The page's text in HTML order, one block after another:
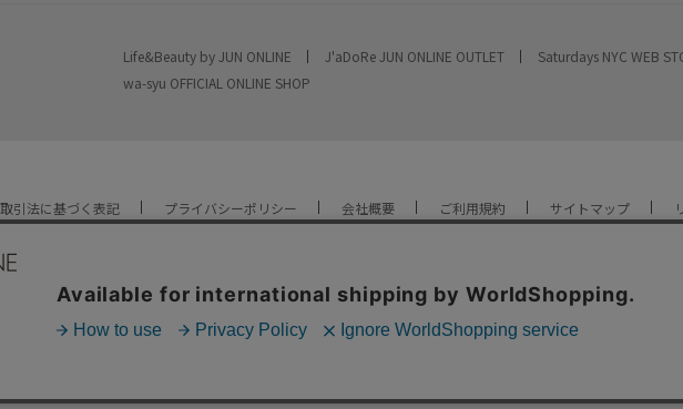
Life&Beauty by JUN ONLINE J'aDoRe JUN ONLINE OUTLET Saturdays NYC WEB
wa-syu OFFICIAL ONLINE SHOP
引法に基づく表記 プライバシーポリシー 会社概要 ご利用規約 サイトマップ
YOU ARE CULTURE.